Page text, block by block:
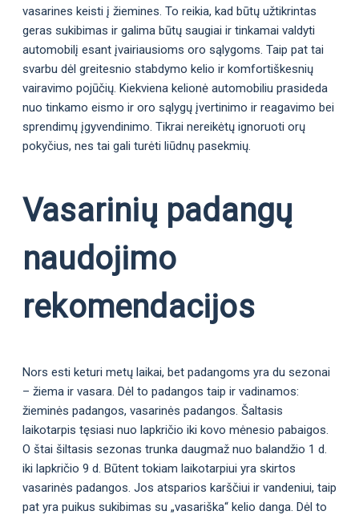
vasarines keisti į žiemines. To reikia, kad būtų užtikrintas
geras sukibimas ir galima būtų saugiai ir tinkamai valdyti
automobilį esant įvairiausioms oro sąlygoms. Taip pat tai
svarbu dėl greitesnio stabdymo kelio ir komfortiškesnių
vairavimo pojūčių. Kiekviena kelionė automobiliu prasideda
nuo tinkamo eismo ir oro sąlygų įvertinimo ir reagavimo bei
sprendimų įgyvendinimo. Tikrai nereikėtų ignoruoti orų
pokyčius, nes tai gali turėti liūdnų pasekmių.
Vasarinių padangų
naudojimo
rekomendacijos
Nors esti keturi metų laikai, bet padangoms yra du sezonai
– žiema ir vasara. Dėl to padangos taip ir vadinamos:
žieminės padangos, vasarinės padangos. Šaltasis
laikotarpis tęsiasi nuo lapkričio iki kovo mėnesio pabaigos.
O štai šiltasis sezonas trunka daugmaž nuo balandžio 1 d.
iki lapkričio 9 d. Būtent tokiam laikotarpiui yra skirtos
vasarinės padangos. Jos atsparios karščiui ir vandeniui, taip
pat yra puikus sukibimas su „vasariška“ kelio danga. Dėl to